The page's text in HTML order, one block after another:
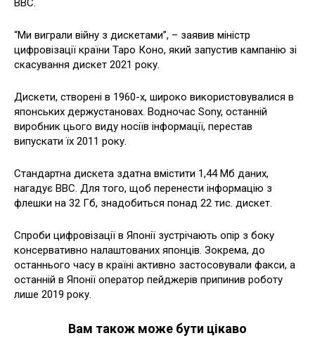
BBC.
“Ми виграли війну з дискетами”, – заявив міністр
цифровізації країни Таро Коно, який запустив кампанію зі
скасування дискет 2021 року.
Дискети, створені в 1960-х, широко використовувалися в
японських держустановах. Водночас Sony, останній
виробник цього виду носіїв інформації, перестав
випускати їх 2011 року.
Стандартна дискета здатна вмістити 1,44 Мб даних,
нагадує BBC. Для того, щоб перенести інформацію з
флешки на 32 Гб, знадобиться понад 22 тис. дискет.
Спроби цифровізації в Японії зустрічають опір з боку
консервативно налаштованих японців. Зокрема, до
останнього часу в країні активно застосовували факси, а
останній в Японії оператор пейджерів припинив роботу
лише 2019 року.
Вам також може бути цікаво